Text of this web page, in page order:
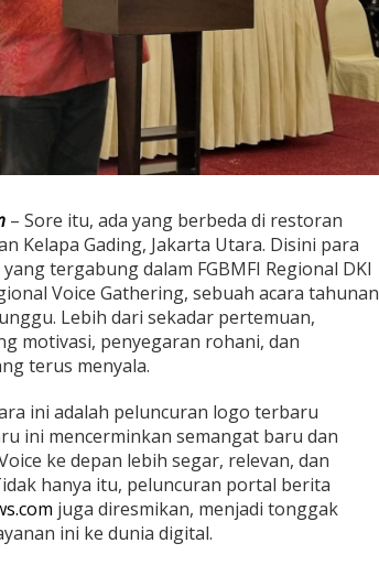
– Sore itu, ada yang berbeda di restoran
Kelapa Gading, Jakarta Utara. Disini para
tergabung dalam FGBMFI Regional DKI
Voice Gathering, sebuah acara tahunan
Lebih dari sekadar pertemuan,
motivasi, penyegaran rohani, dan
terus menyala.
ini adalah peluncuran logo terbaru
ini mencerminkan semangat baru dan
ke depan lebih segar, relevan, dan
hanya itu, peluncuran portal berita
juga diresmikan, menjadi tonggak
ini ke dunia digital.